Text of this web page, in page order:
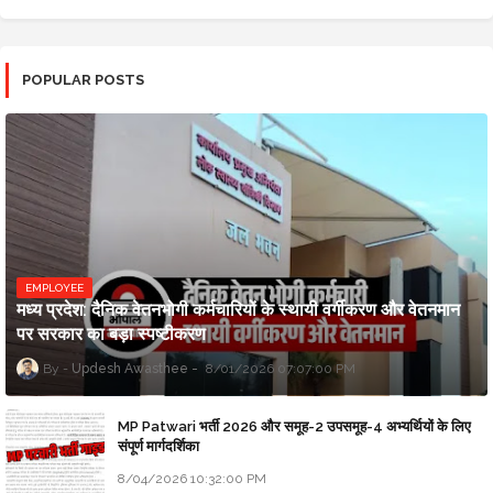
POPULAR POSTS
EMPLOYEE
मध्य प्रदेश: दैनिक वेतनभोगी कर्मचारियों के स्थायी वर्गीकरण और वेतनमान
पर सरकार का बड़ा स्पष्टीकरण
Updesh Awasthee 8/01/2026 07:07:00 PM
MP Patwari भर्ती 2026 और समूह-2 उपसमूह-4 अभ्यर्थियों के लिए
संपूर्ण मार्गदर्शिका
8/04/2026 10:32:00 PM